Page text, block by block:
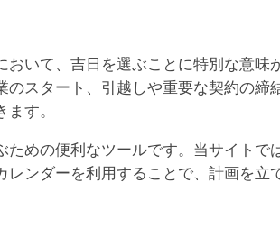
いて、吉日を選ぶことに特別な意
スタート、引越しや重要な契約の締
す。
めの便利なツールです。当サイト
ンダーを利用することで、計画を